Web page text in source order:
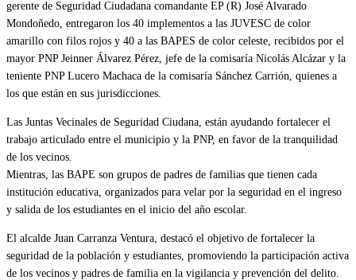
gerente de Seguridad Ciudadana comandante EP (R) José Alvarado
Mondoñedo, entregaron los 40 implementos a las JUVESC de color
amarillo con filos rojos y 40 a las BAPES de color celeste, recibidos por el
mayor PNP Jeinner Álvarez Pérez, jefe de la comisaría Nicolás Alcázar y la
teniente PNP Lucero Machaca de la comisaría Sánchez Carrión, quienes a
los que están en sus jurisdicciones.
Las Juntas Vecinales de Seguridad Ciudana, están ayudando fortalecer el
trabajo articulado entre el municipio y la PNP, en favor de la tranquilidad
de los vecinos.
Mientras, las BAPE son grupos de padres de familias que tienen cada
institución educativa, organizados para velar por la seguridad en el ingreso
y salida de los estudiantes en el inicio del año escolar.
El alcalde Juan Carranza Ventura, destacó el objetivo de fortalecer la
seguridad de la población y estudiantes, promoviendo la participación activa
de los vecinos y padres de familia en la vigilancia y prevención del delito.